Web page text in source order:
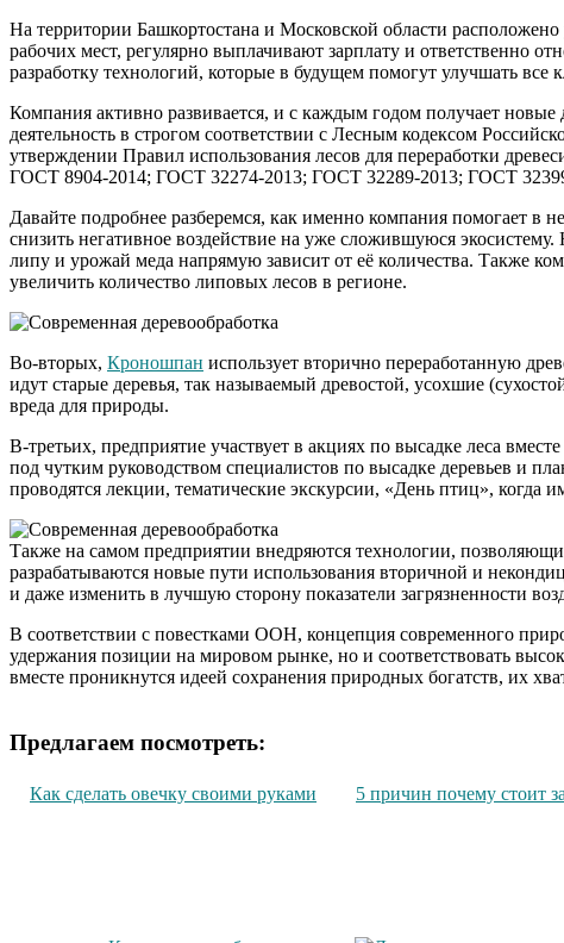
На территории Башкортостана и Московской области
рабочих мест, регулярно выплачивают зарплату и ответственно
разработку технологий, которые в будущем помогут улучшать
Компания активно развивается, и с каждым годом получает
деятельность в строгом соответствии с Лесным кодексом
утверждении Правил использования лесов для переработки
ГОСТ 8904-2014; ГОСТ 32274-2013; ГОСТ 32289-2013; ГОСТ
Давайте подробнее разберемся, как именно компания помогает в
снизить негативное воздействие на уже сложившуюся
липу и урожай меда напрямую зависит от её количества. Также
увеличить количество липовых лесов в регионе.
Во-вторых, Кроношпан использует вторично переработанную
идут старые деревья, так называемый древостой, усохшие
вреда для природы.
В-третьих, предприятие участвует в акциях по высадке леса
под чутким руководством специалистов по высадке деревьев и
проводятся лекции, тематические экскурсии, «День птиц»,
Также на самом предприятии внедряются технологии,
разрабатываются новые пути использования вторичной и
и даже изменить в лучшую сторону показатели загрязненности
В соответствии с повестками ООН, концепция современного
удержания позиции на мировом рынке, но и соответствовать
вместе проникнутся идеей сохранения природных богатств, их
Предлагаем посмотреть:
Как сделать овечку своими руками 5 причин почему стоит